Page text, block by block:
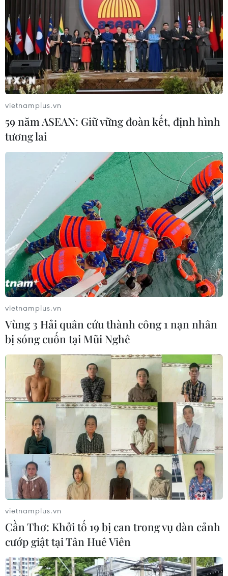
vietnamplus.vn
59 năm ASEAN: Giữ vững đoàn kết, định hình
tương lai
vietnamplus.vn
Vùng 3 Hải quân cứu thành công 1 nạn nhân
bị sóng cuốn tại Mũi Nghê
vietnamplus.vn
Cần Thơ: Khởi tố 19 bị can trong vụ dàn cảnh
cướp giật tại Tân Huê Viên